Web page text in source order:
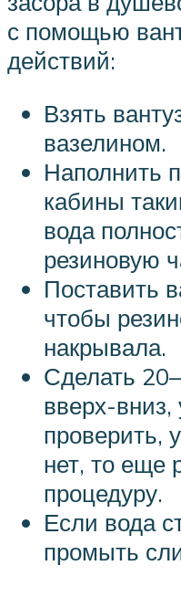
с помощью
действий:
Взять
вазелином.
Наполнить
кабины
вода
резиновую
Поставить
чтобы
накрывала.
Сделать
вверх-вниз,
проверить,
нет, то еще
процедуру.
Если вода
промыть